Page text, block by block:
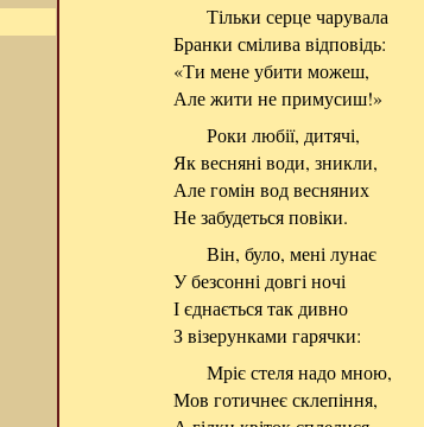
Тільки серце чарувала
Бранки смілива відповідь:
«Ти мене убити можеш,
Але жити не примусиш!»
Роки любії, дитячі,
Як весняні води, зникли,
Але гомін вод весняних
Не забудеться повіки.
Він, було, мені лунає
У безсонні довгі ночі
І єднається так дивно
З візерунками гарячки:
Мріє стеля надо мною,
Мов готичнеє склепіння,